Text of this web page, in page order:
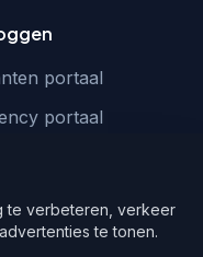
portaal
portaal
004 1875
te verbeteren, verkeer
te tonen.